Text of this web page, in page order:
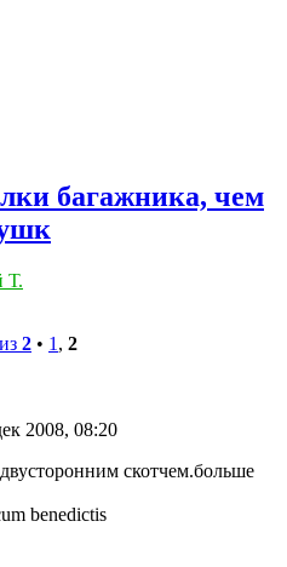
багажника, чем
Т.
из 2 • 1 , 2
2008, 08:20
скотчем.больше
benedictis